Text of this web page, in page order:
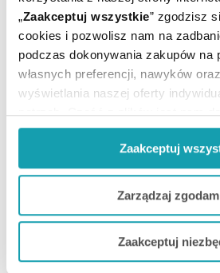
„Zaakceptuj wszystkie” zgodzisz
cookies i pozwolisz nam na
podczas dokonywania zakupów na
własnych preferencji, nawyków
wyświetlania naszej oferty
potrzeb. Część z plików jest nam
do prawidłowego działania Portalu
funkcjonalności. W zależności od
korzystasz z naszej witryny będą
do naszych Partnerów
Jeżeli chcesz dostosować swoją
niektóre dodatkowe funkcje, z
zbieranie danych o Twojej
Zaakceptuj
Zarządzaj
Zaakceptuj
Flavamed a
lepsze?
Substancja zawarta we
w naszym organizmie
leku Flavamed – ambroksolu.
Flavamed, nasz organizm nie
metabolizować innej substancji, a
się, że ambroksol działa silniej i
kumuluje się w tkance płucnej.
obu leków jest bardzo podobny,
wypada w tym zestawieniu